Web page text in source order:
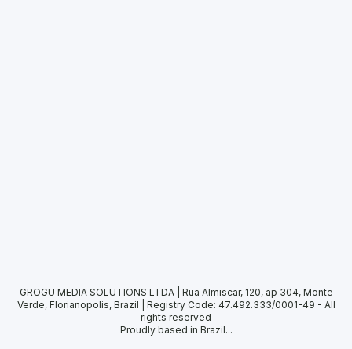
GROGU MEDIA SOLUTIONS LTDA | Rua Almiscar, 120, ap 304, Monte
Verde, Florianopolis, Brazil | Registry Code: 47.492.333/0001-49 - All
rights reserved
Proudly based in Brazil...